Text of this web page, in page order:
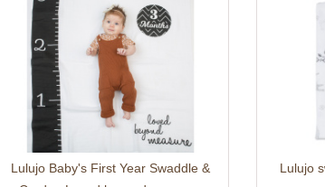
Lulujo Baby's First Year Swaddle &
Lulujo